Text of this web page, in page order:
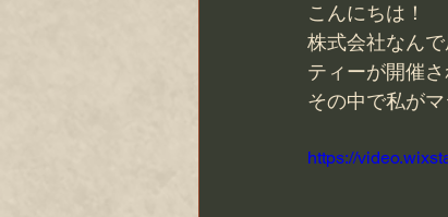
こんにちは！
株式会社なん
ティーが開催さ
その中で私が
https://